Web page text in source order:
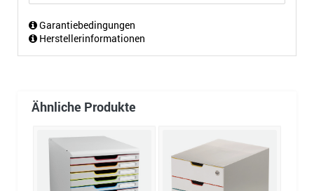
Garantiebedingungen
Herstellerinformationen
Ähnliche Produkte